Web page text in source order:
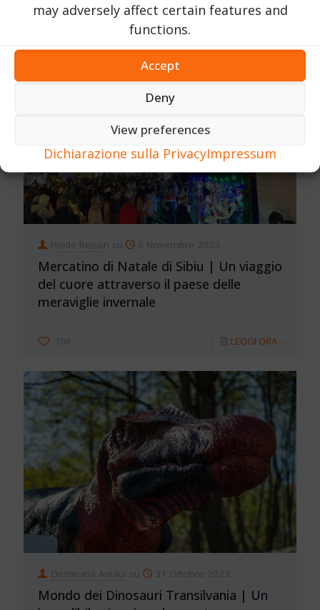
may adversely affect certain features and
functions.
Accept
Deny
View preferences
Dichiarazione sulla PrivacyImpressum
203 LEGGI ORA ...
Heide Reisen su 6 Novembre 2023
Mercatino di Natale di Sibiu | Un viaggio
del cuore attraverso il paese delle
meraviglie invernale
194 LEGGI ORA ...
Destinatia Anului su 31 Ottobre 2023
Mondo dei Dinosauri Transilvania | Un